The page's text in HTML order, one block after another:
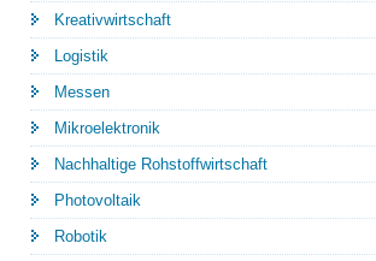
Kreativwirtschaft
Logistik
Messen
Mikroelektronik
Nachhaltige Rohstoffwirtschaft
Photovoltaik
Robotik